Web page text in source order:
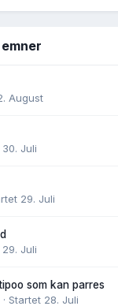
August
30. Juli
29. Juli
29. Juli
som kan parres
· Startet 28. Juli